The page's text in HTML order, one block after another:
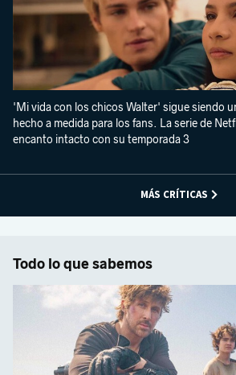
'Mi vida con los chicos Walter' sigue siendo
hecho a medida para los fans. La serie de
encanto intacto con su temporada 3
MÁS CRÍTICAS
Todo lo que sabemos